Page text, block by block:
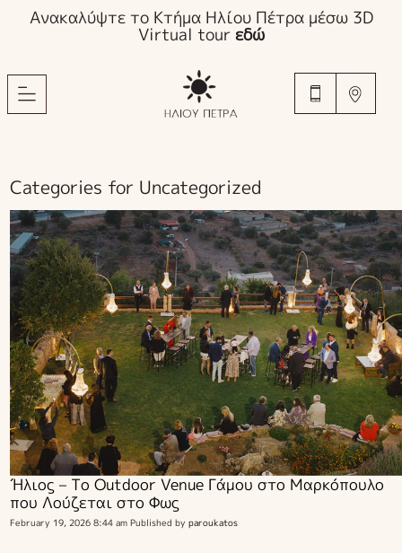
Ανακαλύψτε το Κτήμα Ηλίου Πέτρα μέσω 3D
Virtual tour εδώ
Categories for Uncategorized
Ήλιος – Το Outdoor Venue Γάμου στο Μαρκόπουλο
που Λούζεται στο Φως
February 19, 2026 8:44 am Published byparoukatos